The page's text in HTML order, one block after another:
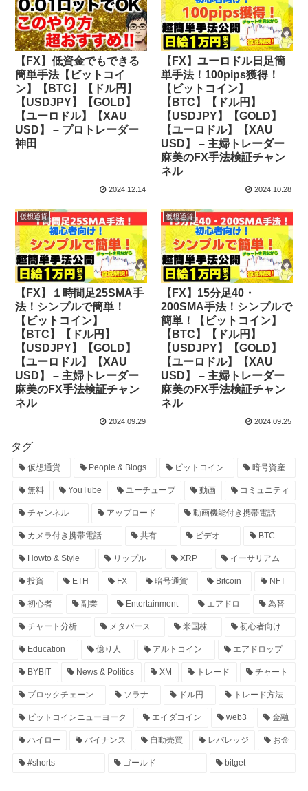
【FX】低資金でもできる
簡単手法【ビットコイ
ン】【BTC】【ドル円】
【USDJPY】【GOLD】
【ユーロドル】【XAU
USD】 – プロトレーダー
神田
2024.12.14
【FX】ユーロドル日足簡
単手法！100pips獲得！
【ビットコイン】
【BTC】【ドル円】
【USDJPY】【GOLD】
【ユーロドル】【XAU
USD】 – 主婦トレーダー
麻美のFX手法検証チャン
ネル
2024.10.28
仮想通貨
【FX】１時間足25SMA手
法！シンプルで簡単！
【ビットコイン】
【BTC】【ドル円】
【USDJPY】【GOLD】
【ユーロドル】【XAU
USD】 – 主婦トレーダー
麻美のFX手法検証チャン
ネル
2024.09.29
仮想通貨
【FX】15分足40・
200SMA手法！シンプルで
簡単！【ビットコイン】
【BTC】【ドル円】
【USDJPY】【GOLD】
【ユーロドル】【XAU
USD】 – 主婦トレーダー
麻美のFX手法検証チャン
ネル
2024.09.25
タグ
仮想通貨 People & Blogs ビットコイン 暗号資産
無料 YouTube ユーチューブ 動画 コミュニティ
チャンネル アップロード 動画機能付き携帯電話
カメラ付き携帯電話 共有 ビデオ BTC
Howto & Style リップル XRP イーサリアム
投資 ETH FX 暗号通貨 Bitcoin NFT
初心者 副業 Entertainment エアドロ 為替
チャート分析 メタバース 米国株 初心者向け
Education 億り人 アルトコイン エアドロップ
BYBIT News & Politics XM トレード チャート
ブロックチェーン ソラナ ドル円 トレード方法
ビットコインニューヨーク エイダコイン web3 金融
ハイロー バイナンス 自動売買 レバレッジ お金
#shorts ゴールド bitget